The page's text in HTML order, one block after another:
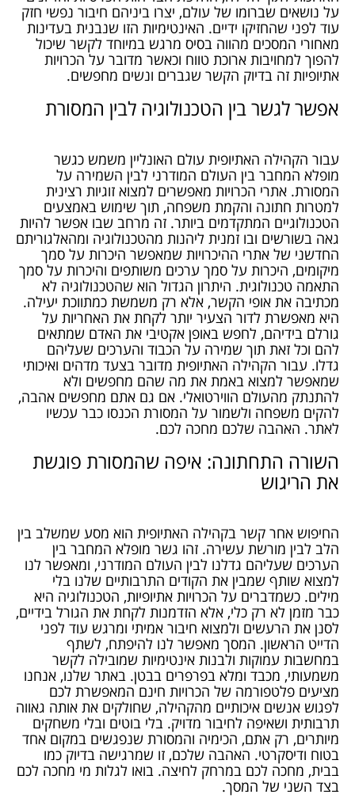
על נושאים שברומו של עולם, יצרו ביניהם חיבור נפשי חזק
עוד לפני שהחזיקו ידיים. האינטימיות הזו שנבנית בעדינות
מאחורי המסכים מהווה בסיס מרגש במיוחד לקשר שיכול
להפוך למחויבות ארוכת טווח וכאשר מדובר על הכרויות
אתיופיות זה בדיוק הקשר שגברים ונשים מחפשים.
אפשר לגשר בין הטכנולוגיה לבין המסורת
עבור הקהילה האתיופית עולם האונליין משמש כגשר
מופלא המחבר בין העולם המודרני לבין השמירה על
המסורת. אתרי הכרויות מאפשרים למצוא זוגיות רצינית
למטרות חתונה והקמת משפחה, תוך שימוש באמצעים
הטכנולוגיים המתקדמים ביותר. זה מרחב שבו אפשר להיות
גאה בשורשים ובו זמנית ליהנות מהטכנולוגיה ומהאלגוריתם
החדשני של אתרי ההיכרויות שמאפשר היכרות על סמך
מיקומים, היכרות על סמך ערכים משותפים והיכרות על סמך
התאמה טכנולוגית. היתרון הגדול הוא שהטכנולוגיה לא
מכתיבה את אופי הקשר, אלא רק משמשת כמתווכת יעילה.
היא מאפשרת לדור הצעיר יותר לקחת את האחריות על
גורלם בידיהם, לחפש באופן אקטיבי את האדם שמתאים
להם וכל זאת תוך שמירה על הכבוד והערכים שעליהם
גדלו. עבור הקהילה האתיופית מדובר בצעד מדהים ואיכותי
שמאפשר למצוא באמת את מה שהם מחפשים ולא
להתנתק מהעולם הווירטואלי. אם גם אתם מחפשים אהבה,
להקים משפחה ולשמור על המסורת הכנסו כבר עכשיו
לאתר. האהבה שלכם מחכה לכם.
השורה התחתונה: איפה שהמסורת פוגשת
את הריגוש
החיפוש אחר קשר בקהילה האתיופית הוא מסע שמשלב בין
הלב לבין מורשת עשירה. זהו גשר מופלא המחבר בין
הערכים שעליהם גדלנו לבין העולם המודרני, ומאפשר לנו
למצוא שותף שמבין את הקודים התרבותיים שלנו בלי
מילים. כשמדברים על הכרויות אתיופיות, הטכנולוגיה היא
כבר מזמן לא רק כלי, אלא הזדמנות לקחת את הגורל בידיים,
לסנן את הרעשים ולמצוא חיבור אמיתי ומרגש עוד לפני
הדייט הראשון. המסך מאפשר לנו להיפתח, לשתף
במחשבות עמוקות ולבנות אינטימיות שמובילה לקשר
משמעותי, מכבד ומלא בפרפרים בבטן. באתר שלנו, אנחנו
מציעים פלטפורמה של הכרויות חינם המאפשרת לכם
לפגוש אנשים איכותיים מהקהילה, שחולקים את אותה גאווה
תרבותית ושאיפה לחיבור מדויק. בלי בוטים ובלי משחקים
מיותרים, רק אתם, הכימיה והמסורת שנפגשים במקום אחד
בטוח ודיסקרטי. האהבה שלכם, זו שמרגישה בדיוק כמו
בבית, מחכה לכם במרחק לחיצה. בואו לגלות מי מחכה לכם
בצד השני של המסך.